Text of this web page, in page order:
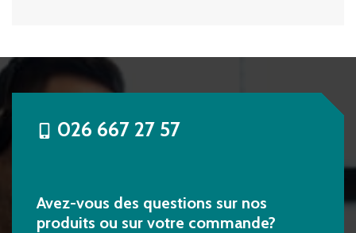
026 667 27 57
Avez-vous des questions sur nos
produits ou sur votre commande?